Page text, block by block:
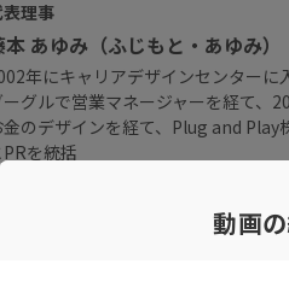
理事
本 あゆみ（ふじもと・あゆみ）
年にキャリアデザインセンターに
ーグルで営業マネージャーを経て、
金のデザインを経て、Plug and Play
PRを統括
年にはスタートアップエコシステ
都スタートアップ戦略フェロー、
閣府規制改革推進会議スタートアッ
動画